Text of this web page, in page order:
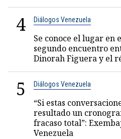
4 Diálogos Venezuela
Se conoce el lugar en
segundo encuentro
Dinorah Figuera y el
5 Diálogos Venezuela
“Si estas
resultado un
fracaso total”:
Venezuela